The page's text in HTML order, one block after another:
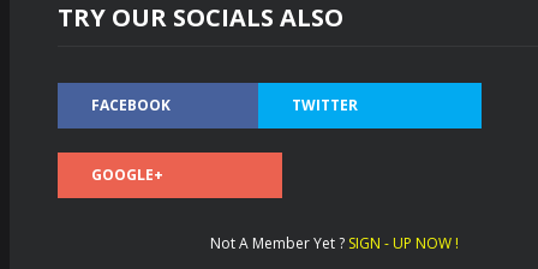
TRY OUR SOCIALS ALSO
FACEBOOK TWITTER
GOOGLE+
Not A Member Yet ? SIGN - UP NOW !